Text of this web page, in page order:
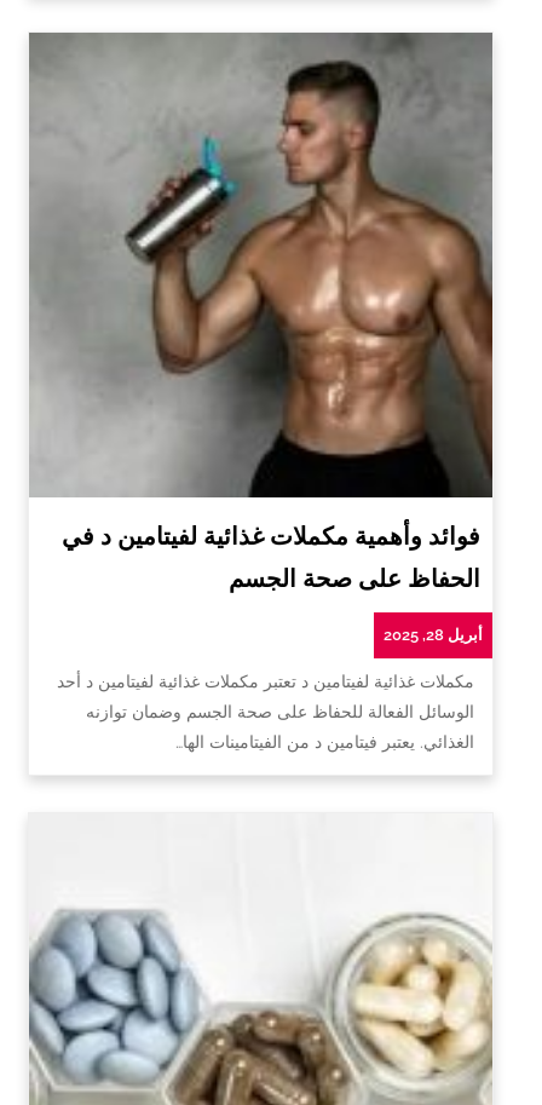
فوائد وأهمية مكملات غذائية لفيتامين د في
الحفاظ على صحة الجسم
أبريل 28, 2025
مكملات غذائية لفيتامين د تعتبر مكملات غذائية لفيتامين د أحد
الوسائل الفعالة للحفاظ على صحة الجسم وضمان توازنه
الغذائي. يعتبر فيتامين د من الفيتامينات الها…